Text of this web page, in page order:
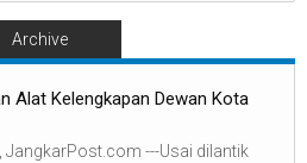
Archive
Alat Kelengkapan Dewan Kota
JangkarPost.com ---Usai dilantik